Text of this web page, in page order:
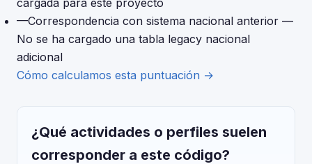
—Correspondencia con sistema nacional anterior —
No se ha cargado una tabla legacy nacional
adicional
Cómo calculamos esta puntuación →
¿Qué actividades o perfiles suelen
corresponder a este código?